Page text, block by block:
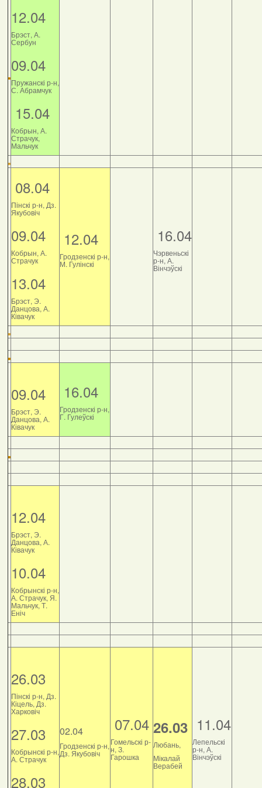
12.04
Брэст, А.
Сербун
09.04
Пружанскі р-н,
С. Абрамчук
15.04
Кобрын, А.
Страчук,
Мальчук
08.04
Пінскі р-н, Дз.
Якубовіч
09.04
Кобрын, А.
Страчук
13.04
Брэст, Э.
Данцова, А.
Ківачук
12.04
Гродзенскі р-н,
М. Гулінскі
16.04
Чэрвеньскі
р-н, А.
Вінчэўскі
09.04
Брэст, Э.
Данцова, А.
Ківачук
16.04
Гродзенскі р-н,
Г. Гулеўскі
12.04
Брэст, Э.
Данцова, А.
Ківачук
10.04
Кобрынскі р-н,
А. Страчук, Я.
Мальчук, Т.
Еніч
26.03
Пінскі р-н, Дз.
Кіцель, Дз.
Харковіч
27.03
Кобрынскі р-н,
А. Страчук
28.03
02.04
Гродзенскі р-н,
Дз. Якубовіч
07.04
Гомельскі р-
н, З.
Гарошка
26.03
Любань,
Мікалай
Верабей
11.04
Лепельскі
р-н, А.
Вінчэўскі